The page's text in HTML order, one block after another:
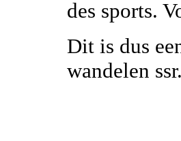
des sports.
Dit is dus
wandelen